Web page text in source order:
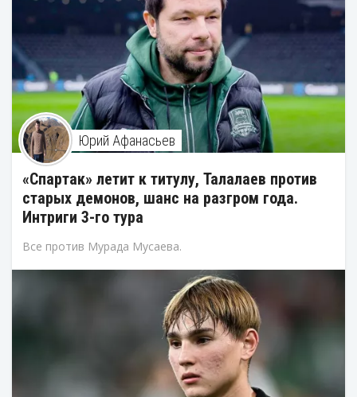
Юрий Афанасьев
«Спартак» летит к титулу, Талалаев против
старых демонов, шанс на разгром года.
Интриги 3-го тура
Все против Мурада Мусаева.